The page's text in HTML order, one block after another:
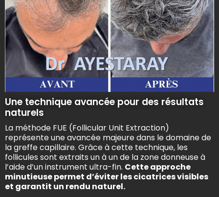
Une technique avancée pour des résultats
naturels
La méthode FUE (Follicular Unit Extraction)
représente une avancée majeure dans le domaine de
la greffe capillaire. Grâce à cette technique, les
follicules sont extraits un à un de la zone donneuse à
l’aide d’un instrument ultra-fin. Cette approche
minutieuse permet d’éviter les cicatrices visibles
et garantit un rendu naturel.